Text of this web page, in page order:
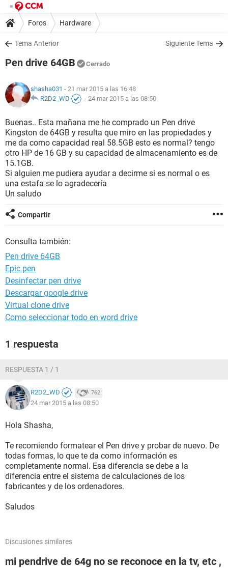
Foros Hardware
Tema Anterior Siguiente Tema
Pen drive 64GB Cerrado
shasha031 - 21 mar 2015 a las 16:48
R2D2_WD
- 24 mar 2015 a las 08:50
Buenas.. Esta mañana me he comprado un Pen drive
Kingston de 64GB y resulta que miro en las propiedades y
me da como capacidad real 58.5GB esto es normal? tengo
otro HP de 16 GB y su capacidad de almacenamiento es de
15.1GB.
Si alguien me pudiera ayudar a decirme si es normal o es
una estafa se lo agradecería
Un saludo
Compartir
Consulta también:
Pen drive 64GB
Epic pen
Desinfectar pen drive
Descargar google drive
Virtual clone drive
Como seleccionar todo en word drive
1 respuesta
RESPUESTA 1 / 1
R2D2_WD 762
24 mar 2015 a las 08:50
Hola Shasha,
Te recomiendo formatear el Pen drive y probar de nuevo. De
todas formas, lo que te da como información es
completamente normal. Esa diferencia se debe a la
diferencia entre el sistema de calculaciones de los
fabricantes y de los ordenadores.
Saludos
Discusiones similares
mi pendrive de 64g no se reconoce en la tv, etc ,